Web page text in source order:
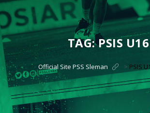
TAG:PSIS U16
Official Site PSS Sleman > PSIS